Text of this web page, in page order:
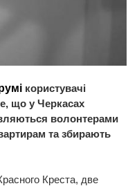
користувачі
що у Черкасах
волонтерами
та збирають
Креста, две